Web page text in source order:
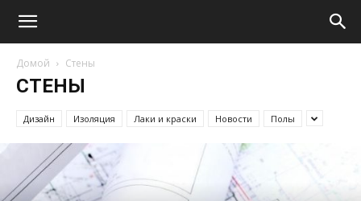
Домой Стены
СТЕНЫ
Дизайн Изоляция Лаки и краски Новости Полы